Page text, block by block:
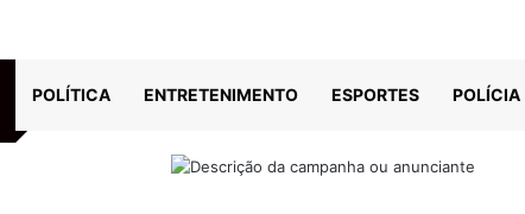
POLÍTICA ENTRETENIMENTO ESPORTES POLÍCIA